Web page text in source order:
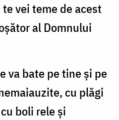
vei teme de acest
al Domnului
va bate pe tine şi pe
cu plăgi
boli rele şi